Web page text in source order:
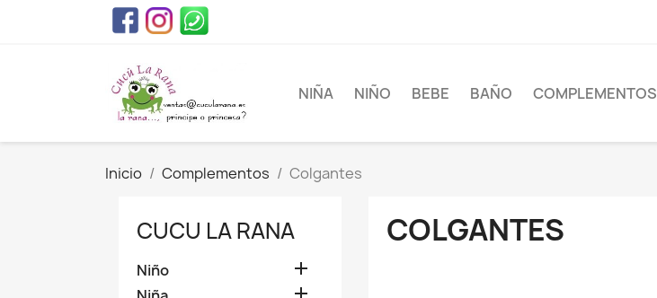
NIÑA NIÑO BEBE BAÑO COMPLEMENTOS
Inicio Complementos Colgantes
CUCU LA RANA
Niño 

COLGANTES